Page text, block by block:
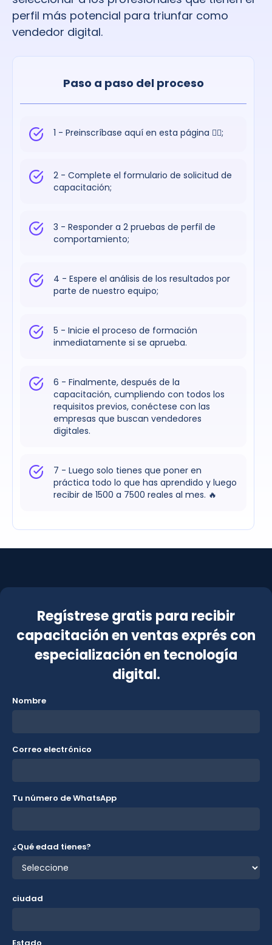
perfil más potencial para triunfar como
vendedor digital.
Paso a paso del proceso
1 - Preinscríbase aquí en esta página 👇🏼;
2 - Complete el formulario de solicitud de
capacitación;
3 - Responder a 2 pruebas de perfil de
comportamiento;
4 - Espere el análisis de los resultados por
parte de nuestro equipo;
5 - Inicie el proceso de formación
inmediatamente si se aprueba.
6 - Finalmente, después de la
capacitación, cumpliendo con todos los
requisitos previos, conéctese con las
empresas que buscan vendedores
digitales.
7 - Luego solo tienes que poner en
práctica todo lo que has aprendido y luego
recibir de 1500 a 7500 reales al mes. 🔥
Regístrese gratis para recibir
capacitación en ventas exprés con
especialización en tecnología
digital.
Nombre
Correo electrónico
Tu número de WhatsApp
¿Qué edad tienes?
ciudad